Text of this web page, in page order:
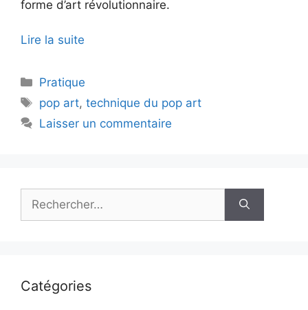
forme d’art révolutionnaire.
Lire la suite
Catégories
Pratique
Étiquettes
pop art,technique du pop art
Laisser un commentaire
Catégories